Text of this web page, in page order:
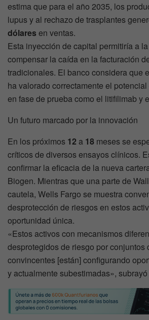
estima que para el año 2035, los
lupus y al rechazo de trasplantes
dólares en ventas.
Esta inyección de capital permitiría a
compensar la caída en la facturación
tradicionales. El banco considera que
ha valorado correctamente el
en fase de prueba como el litifilimab y
Un futuro marcado por la innovación
En los próximos 12 a 18 meses se
críticos de diversos ensayos clínicos.
confirmar la eficacia de la nueva
Biogen. Mientras que una parte de
cautela, Wells Fargo se muestra
desprotección de riesgos en estos
oportunidad única.
«Estos activos con mecanismos
desprotegidos de riesgo por conjuntos
convincentes [están] configurando
y actualmente subestimadas»,